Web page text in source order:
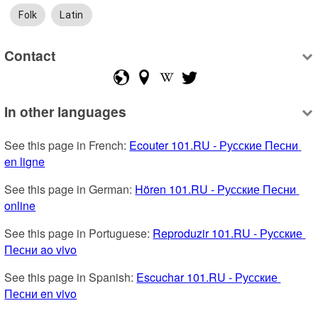
Folk Latin
Contact
In other languages
See this page in French: Ecouter 101.RU - Русские Песни
en ligne
See this page in German: Hören 101.RU - Русские Песни
online
See this page in Portuguese: Reproduzir 101.RU - Русские
Песни ao vivo
See this page in Spanish: Escuchar 101.RU - Русские
Песни en vivo